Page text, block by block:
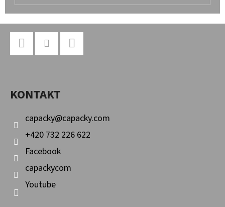
KONTAKT
capacky@capacky.com
+420 732 226 622
Facebook
capackycom
Youtube